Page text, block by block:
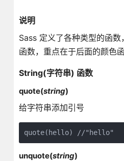
说明
Sass 定义了各种类型的函
函数，重点在于后面的颜色
String(字符串) 函数
quote(string)
给字符串添加引号
quote(hello) //"hello"
unquote(string)